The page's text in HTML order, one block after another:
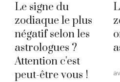
Le signe du
zodiaque le plus
négatif selon les
astrologues ?
Attention c'est
peut-être vous !